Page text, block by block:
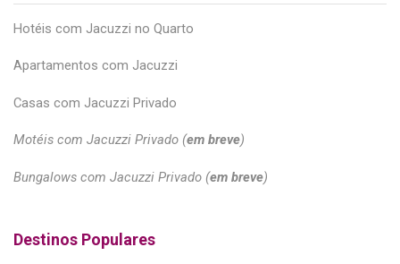
Hotéis com Jacuzzi no Quarto
Apartamentos com Jacuzzi
Casas com Jacuzzi Privado
Motéis com Jacuzzi Privado (em breve)
Bungalows com Jacuzzi Privado (em breve)
Destinos Populares